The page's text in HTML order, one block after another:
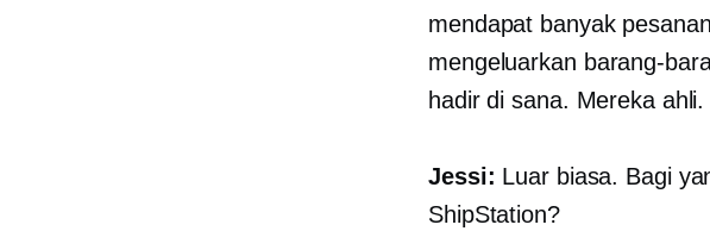
mendapat banyak
mengeluarkan barang-
hadir di sana. Mereka ahli.
Jessi: Luar biasa. Bagi
ShipStation?